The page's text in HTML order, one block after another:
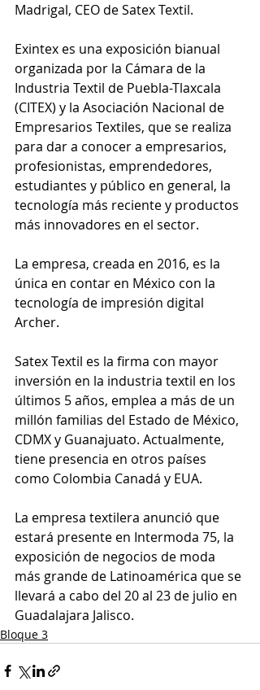
Madrigal, CEO de Satex Textil.
Exintex es una exposición bianual
organizada por la Cámara de la
Industria Textil de Puebla-Tlaxcala
(CITEX) y la Asociación Nacional de
Empresarios Textiles, que se realiza
para dar a conocer a empresarios,
profesionistas, emprendedores,
estudiantes y público en general, la
tecnología más reciente y productos
más innovadores en el sector.
La empresa, creada en 2016, es la
única en contar en México con la
tecnología de impresión digital
Archer.
Satex Textil es la firma con mayor
inversión en la industria textil en los
últimos 5 años, emplea a más de un
millón familias del Estado de México,
CDMX y Guanajuato. Actualmente,
tiene presencia en otros países
como Colombia Canadá y EUA.
La empresa textilera anunció que
estará presente en Intermoda 75, la
exposición de negocios de moda
más grande de Latinoamérica que se
llevará a cabo del 20 al 23 de julio en
Guadalajara Jalisco.
Bloque 3